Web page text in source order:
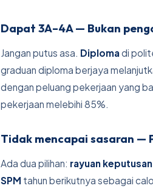
Dapat 3A–4A — Bukan
Jangan putus asa. Diplomadi
graduan diploma berjaya
dengan peluang pekerjaan yang
pekerjaan melebihi 85%.
Tidak mencapai sasaran —
Ada dua pilihan: rayuan keputusan
SPM tahun berikutnya sebagai